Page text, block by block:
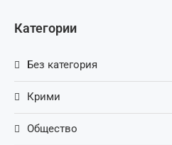
Категории
Без категория
Крими
Общество